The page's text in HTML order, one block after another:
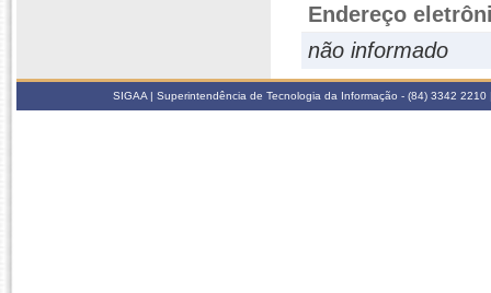
Endereço
não informado
SIGAA | Superintendência de Tecnologia da Informação - (84) 3342